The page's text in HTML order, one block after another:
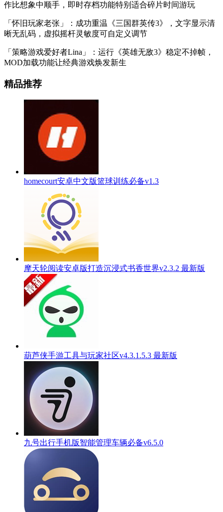
作比想象中顺手，即时存档功能特别适合碎片时间游玩
「怀旧玩家老张」：成功重温《三国群英传3》，文字显示清
晰无乱码，虚拟摇杆灵敏度可自定义调节
「策略游戏爱好者Lina」：运行《英雄无敌3》稳定不掉帧，
MOD加载功能让经典游戏焕发新生
精品推荐
homecourt安卓中文版篮球训练必备v1.3
摩天轮阅读安卓版打造沉浸式书香世界v2.3.2 最新版
葫芦侠手游工具与玩家社区v4.3.1.5.3 最新版
九号出行手机版智能管理车辆必备v6.5.0